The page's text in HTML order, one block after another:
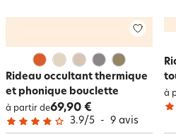
Rideau occultant thermique
et phonique bouclette
à partir de69,90 €
3.9/5 - 9 avis
à